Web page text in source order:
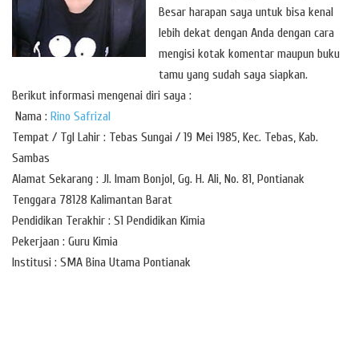
Besar harapan saya untuk bisa kenal
lebih dekat dengan Anda dengan cara
mengisi kotak komentar maupun buku
tamu yang sudah saya siapkan.
Berikut informasi mengenai diri saya :
Nama : Rino Safrizal
Tempat / Tgl Lahir : Tebas Sungai / 19 Mei 1985, Kec. Tebas, Kab.
Sambas
Alamat Sekarang : Jl. Imam Bonjol, Gg. H. Ali, No. 81, Pontianak
Tenggara 78128 Kalimantan Barat
Pendidikan Terakhir : S1 Pendidikan Kimia
Pekerjaan : Guru Kimia
Institusi : SMA Bina Utama Pontianak